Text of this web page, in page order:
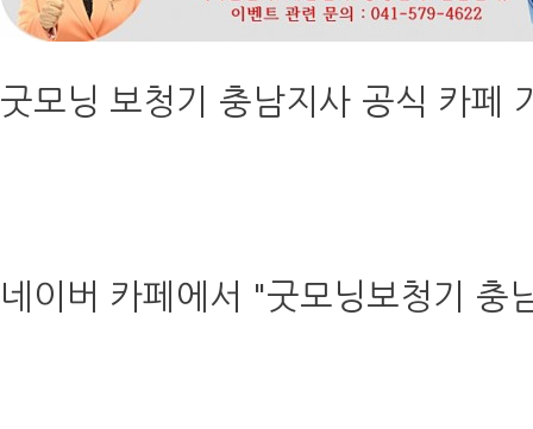
굿모닝 보청기 충남지사 공식 카페
네이버 카페에서 "굿모닝보청기 충